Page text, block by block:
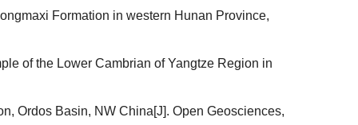
Formation in western Hunan Province,
of the Lower Cambrian of Yangtze Region in
Ordos Basin, NW China[J]. Open Geosciences,